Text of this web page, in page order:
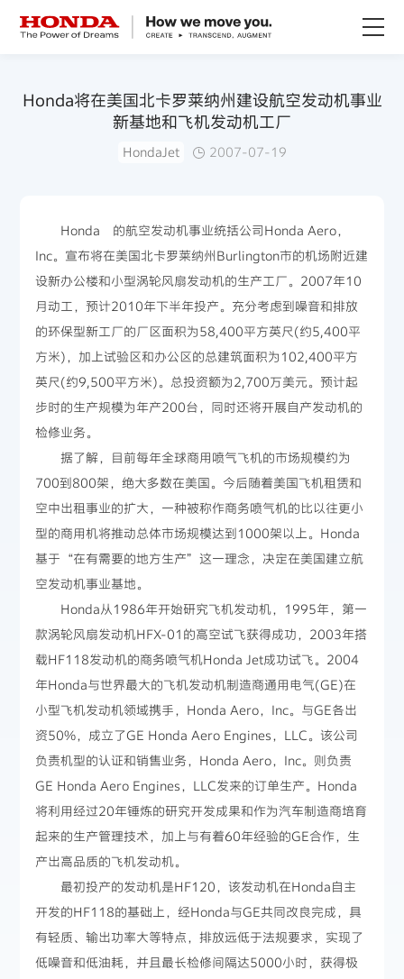
技术创新
赛事运动
新闻资讯
Honda将在美国北卡罗莱纳州建设航空发动机事业
新基地和飞机发动机工厂
HondaJet 2007-07-19
Honda 的航空发动机事业统括公司Honda Aero，
Inc。宣布将在美国北卡罗莱纳州Burlington市的机场附近建
设新办公楼和小型涡轮风扇发动机的生产工厂。2007年10
月动工，预计2010年下半年投产。充分考虑到噪音和排放
的环保型新工厂的厂区面积为58,400平方英尺(约5,400平
方米)，加上试验区和办公区的总建筑面积为102,400平方
英尺(约9,500平方米)。总投资额为2,700万美元。预计起
步时的生产规模为年产200台，同时还将开展自产发动机的
检修业务。
据了解，目前每年全球商用喷气飞机的市场规模约为
700到800架，绝大多数在美国。今后随着美国飞机租赁和
空中出租事业的扩大，一种被称作商务喷气机的比以往更小
型的商用机将推动总体市场规模达到1000架以上。Honda
基于“在有需要的地方生产”这一理念，决定在美国建立航
空发动机事业基地。
Honda从1986年开始研究飞机发动机，1995年，第一
款涡轮风扇发动机HFX-01的高空试飞获得成功，2003年搭
载HF118发动机的商务喷气机Honda Jet成功试飞。2004
年Honda与世界最大的飞机发动机制造商通用电气(GE)在
小型飞机发动机领域携手，Honda Aero，Inc。与GE各出
资50%，成立了GE Honda Aero Engines，LLC。该公司
负责机型的认证和销售业务，Honda Aero，Inc。则负责
GE Honda Aero Engines，LLC发来的订单生产。Honda
将利用经过20年锤炼的研究开发成果和作为汽车制造商培育
起来的生产管理技术，加上与有着60年经验的GE合作，生
产出高品质的飞机发动机。
最初投产的发动机是HF120，该发动机在Honda自主
开发的HF118的基础上，经Honda与GE共同改良完成，具
有轻质、输出功率大等特点，排放远低于法规要求，实现了
低噪音和低油耗，并且最长检修间隔达5000小时，获得极